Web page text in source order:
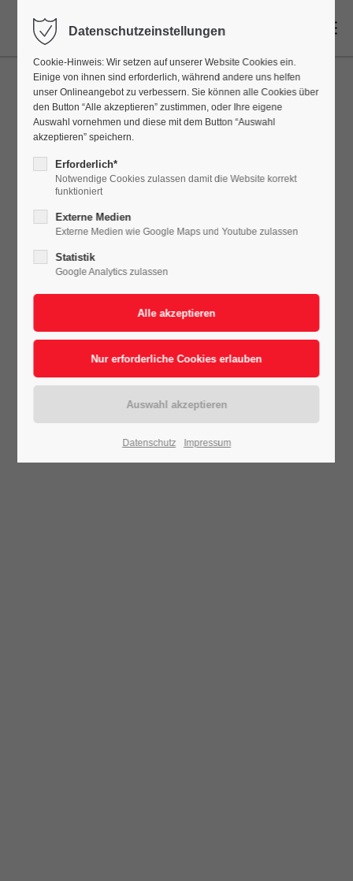
Datenschutzeinstellungen
Cookie-Hinweis: Wir setzen auf unserer Website Cookies ein.
Einige von ihnen sind erforderlich, während andere uns helfen
unser Onlineangebot zu verbessern. Sie können alle Cookies über
den Button “Alle akzeptieren” zustimmen, oder Ihre eigene
Auswahl vornehmen und diese mit dem Button “Auswahl
akzeptieren” speichern.
Erforderlich*
Notwendige Cookies zulassen damit die Website korrekt
funktioniert
Externe Medien
Externe Medien wie Google Maps und Youtube zulassen
Statistik
Google Analytics zulassen
Datenschutz Impressum